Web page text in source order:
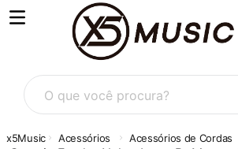
O que você procura?
Acessórios Acessórios de Cordas